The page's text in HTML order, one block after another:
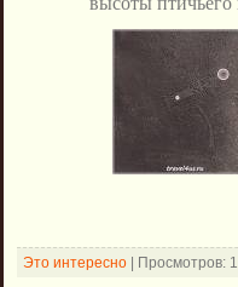
Это интересно Просмотров: